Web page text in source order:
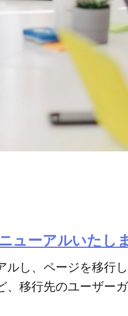
ューアルいたし
し、ページを移行し
移行先のユーザー